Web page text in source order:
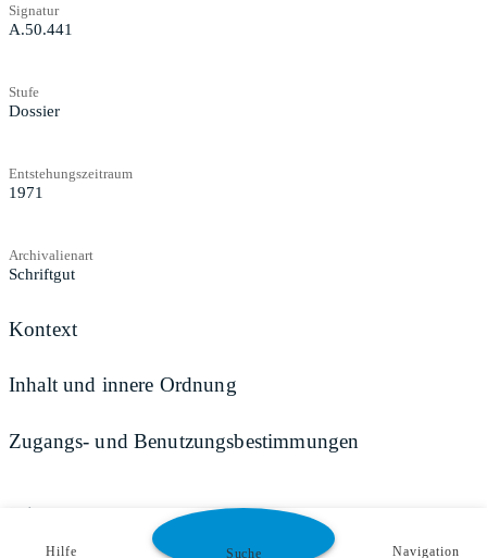
Signatur
A.50.441
Stufe
Dossier
Entstehungszeitraum
1971
Archivalienart
Schriftgut
Kontext
Inhalt und innere Ordnung
Zugangs- und Benutzungsbestimmungen
Teilen
Hilfe Suche Navigation